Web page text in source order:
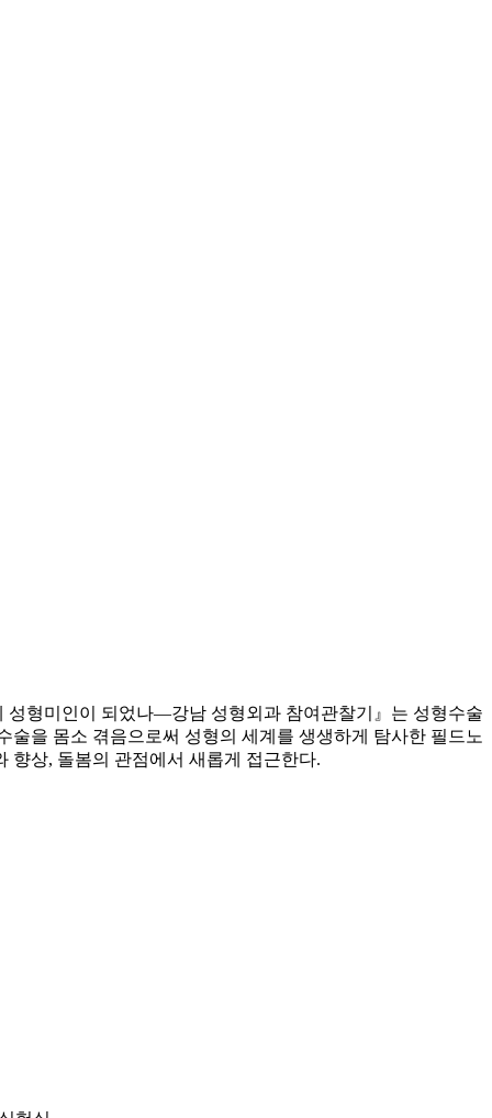
성형미인이 되었나―강남 성형외과 참여관찰기』는 성형수술
을 몸소 겪음으로써 성형의 세계를 생생하게 탐사한 필드노
향상, 돌봄의 관점에서 새롭게 접근한다.